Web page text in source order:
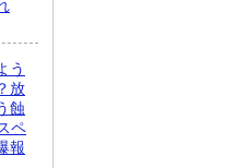
う
放
蝕
ペ
報